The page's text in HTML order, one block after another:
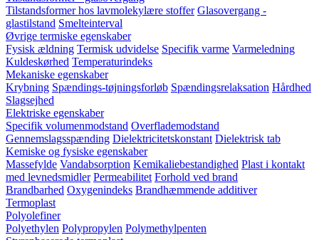
Tilstandsformer hos lavmolekylære stoffer Glasovergang -
glastilstand Smelteinterval
Øvrige termiske egenskaber
Fysisk ældning Termisk udvidelse Specifik varme Varmeledning
Kuldeskørhed Temperaturindeks
Mekaniske egenskaber
Krybning Spændings-tøjningsforløb Spændingsrelaksation Hårdhed
Slagsejhed
Elektriske egenskaber
Specifik volumenmodstand Overflademodstand
Gennemslagsspænding Dielektricitetskonstant Dielektrisk tab
Kemiske og fysiske egenskaber
Massefylde Vandabsorption Kemikaliebestandighed Plast i kontakt
med levnedsmidler Permeabilitet Forhold ved brand
Brandbarhed Oxygenindeks Brandhæmmende additiver
Termoplast
Polyolefiner
Polyethylen Polypropylen Polymethylpenten